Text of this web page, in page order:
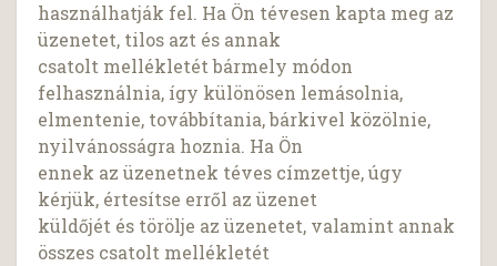
használhatják fel. Ha Ön tévesen kapta meg az
üzenetet, tilos azt és annak
csatolt mellékletét bármely módon
felhasználnia, így különösen lemásolnia,
elmentenie, továbbítania, bárkivel közölnie,
nyilvánosságra hoznia. Ha Ön
ennek az üzenetnek téves címzettje, úgy
kérjük, értesítse erről az üzenet
küldőjét és törölje az üzenetet, valamint annak
összes csatolt mellékletét